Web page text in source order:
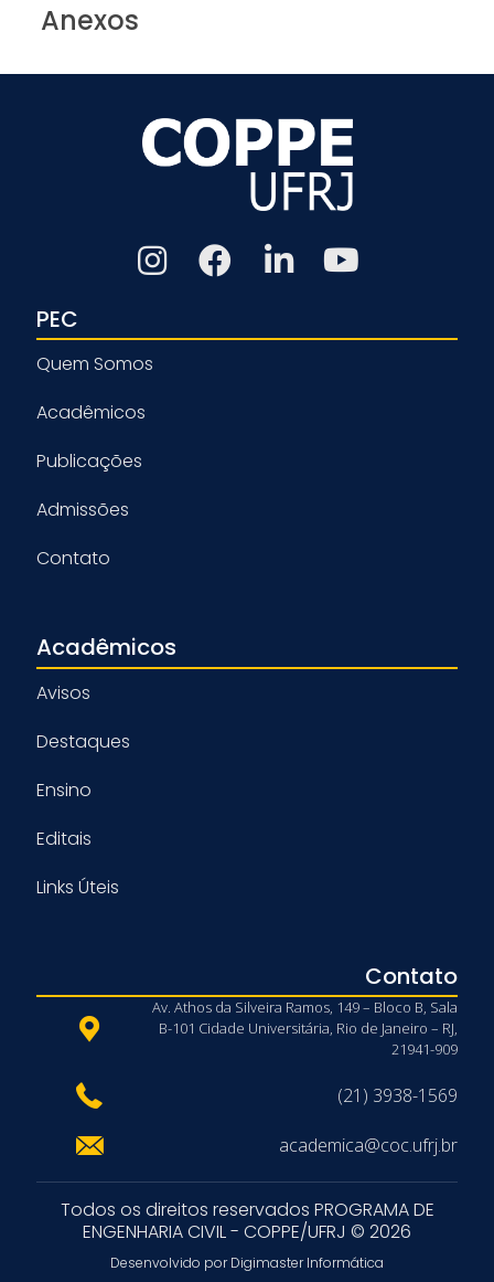
Anexos
PEC
Quem Somos
Acadêmicos
Publicações
Admissões
Contato
Acadêmicos
Avisos
Destaques
Ensino
Editais
Links Úteis
Contato
Av. Athos da Silveira Ramos, 149 – Bloco B, Sala
B-101 Cidade Universitária, Rio de Janeiro – RJ,
21941-909
(21) 3938-1569
academica@coc.ufrj.br
Todos os direitos reservados PROGRAMA DE
ENGENHARIA CIVIL - COPPE/UFRJ © 2026
Desenvolvido por Digimaster Informática